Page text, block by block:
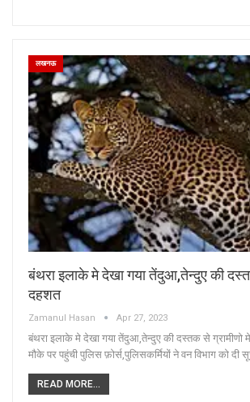
लखनऊ
बंथरा इलाके मे देखा गया तेंदुआ,तेन्दुए की
दहशत
Zamanul Hasan Apr 27, 2023
बंथरा इलाके मे देखा गया तेंदुआ,तेन्दुए की दस्तक से ग्रामीणो
मौके पर पहुंची पुलिस फ़ोर्स,पुलिसकर्मियों ने वन विभाग को दी
READ MORE...